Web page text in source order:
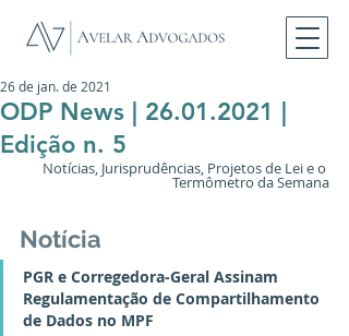
ODP News | 26.01.2021 |
Edição n. 5
26 de jan. de 2021
Notícias, Jurisprudências, Projetos de Lei e o
Termômetro da Semana
Notícia
PGR e Corregedora-Geral Assinam
Regulamentação de Compartilhamento
de Dados no MPF